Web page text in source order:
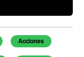
Acciones